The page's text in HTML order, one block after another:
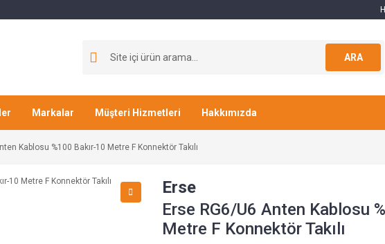
ARA
Markalar Müşteri Hizmetleri Hakkımızda
Kablosu %100 Bakır-10 Metre F Konnektör Takılı
Erse
Erse RG6/U6 Anten Kablosu
Metre F Konnektör Takılı